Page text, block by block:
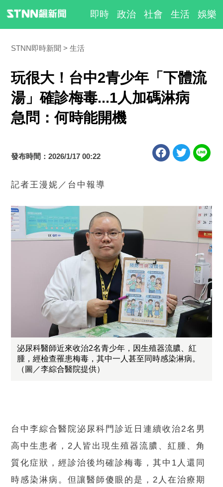
即時 政治 社會 生活 娛樂
STNN即時新聞 生活
玩很大！台中2青少年「下體流
湯」確診梅毒...1人加碼淋病
急問：何時能開機
發布時間：2026/1/17 00:22
記者王漫妮／台中報導
泌尿科醫師近來收治2名青少年，因生殖器流膿、紅
腫，經檢查罹患梅毒，其中一人甚至同時感染淋病。
（圖／李綜合醫院提供）
台中李綜合醫院泌尿科門診近日連續收治2名男
高中生患者，2人皆出現生殖器流膿、紅腫、角
質化症狀，經診治後均確診梅毒，其中1人還同
時感染淋病。但讓醫師傻眼的是，2人在治療期